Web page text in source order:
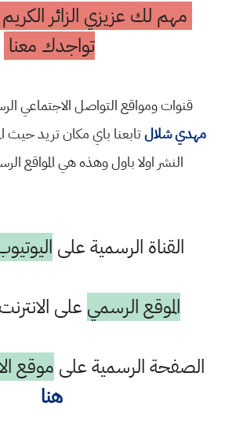
مهم لك عزيزي الزائر
تواجدك معنا
قنوات ومواقع التواصل الاجتماعي
مهدي شلالتابعنا باي مكان تريد حيث
النشر اولا باول وهذه هي المواقع
القناة الرسمية على
الموقع الرسمي على
الصفحة الرسمية على موقع
هنا